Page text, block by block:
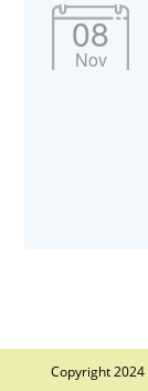
08
Nov
Copyright